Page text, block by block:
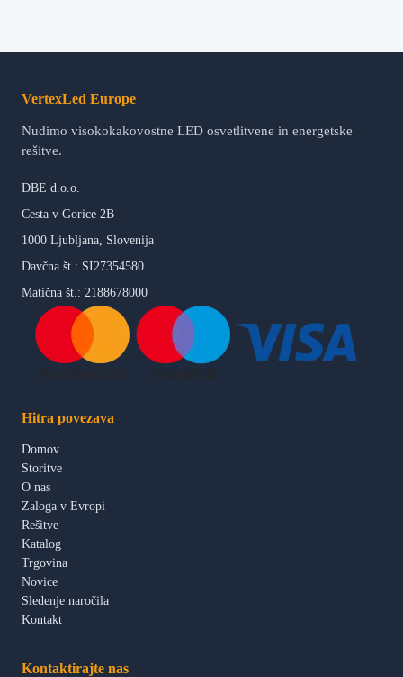
VertexLed Europe
Nudimo visokokakovostne LED osvetlitvene in energetske
rešitve.
DBE d.o.o.
Cesta v Gorice 2B
1000 Ljubljana, Slovenija
Davčna št.: SI27354580
Matična št.: 2188678000
Hitra povezava
Domov
Storitve
O nas
Zaloga v Evropi
Rešitve
Katalog
Trgovina
Novice
Sledenje naročila
Kontakt
Kontaktirajte nas